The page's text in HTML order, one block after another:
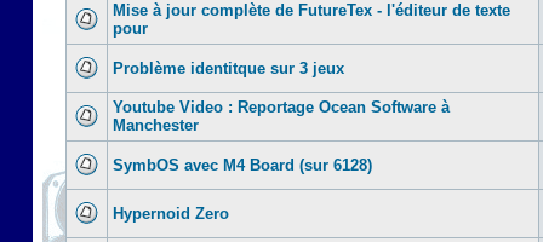
Mise à jour complète de FutureTex - l'éditeur de texte
pour
Problème identitque sur 3 jeux
Youtube Video : Reportage Ocean Software à
Manchester
SymbOS avec M4 Board (sur 6128)
Hypernoid Zero